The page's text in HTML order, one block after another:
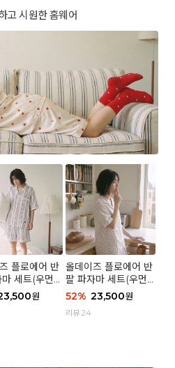
고 시원한 홈웨어
플로에어 반
세트(우먼)
즈 스트라이
원
올데이즈 플로에어 반
팔 파자마 세트(우먼)
- 01 포슬 가든
52% 23,500원
리뷰 24